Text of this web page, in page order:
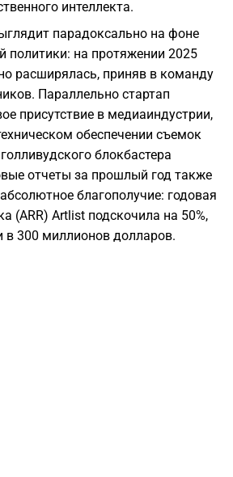
интеллекта.
парадоксально на фоне
политики: на протяжении 2025
расширялась, приняв в команду
Параллельно стартап
присутствие в медиаиндустрии,
обеспечении съемок
блокбастера
отчеты за прошлый год также
благополучие: годовая
(ARR) Artlist подскочила на 50%,
в 300 миллионов долларов.